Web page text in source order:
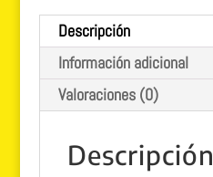
Comb
cantidad
Descripción
Información adicional
Valoraciones (0)
Descripción